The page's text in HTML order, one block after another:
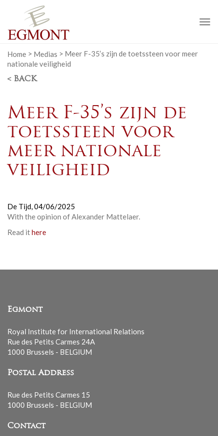
Home > Medias > Meer F-35’s zijn de toetssteen voor meer
nationale veiligheid
< BACK
Meer F-35’s zijn de
toetssteen voor
meer nationale
veiligheid
De Tijd,04/06/2025
With the opinion of Alexander Mattelaer.
Read ithere
Egmont
Royal Institute for International Relations
Rue des Petits Carmes 24A
1000 Brussels - BELGIUM
Postal Address
Rue des Petits Carmes 15
1000 Brussels - BELGIUM
Contact